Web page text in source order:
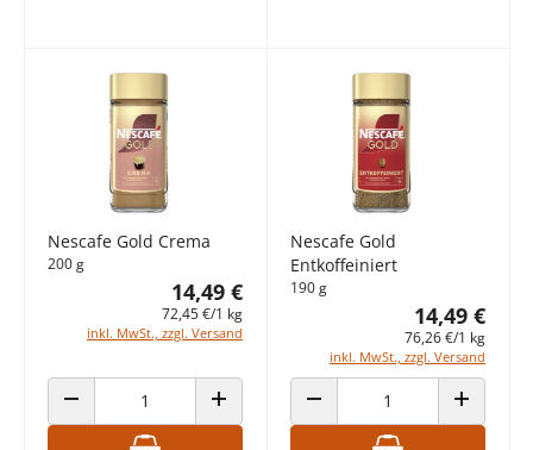
Nescafe Gold Crema
200 g
14,49 €
72,45 €/1 kg
inkl. MwSt., zzgl. Versand
ANZAHL VERRINGERN ANZAHL ERHÖHEN
Nescafe Gold
Entkoffeiniert
190 g
14,49 €
76,26 €/1 kg
inkl. MwSt., zzgl. Versand
ANZAHL VERRINGERN ANZAHL